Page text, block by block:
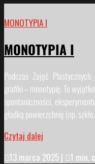
MONOTYPIA I
MONOTYPIA I
Podczas Zajęć
grafiki – monotypię. To
spontaniczności,
gładką powierzchnię (np.
Czytaj dalej
13 marca 2025 | 1 min.